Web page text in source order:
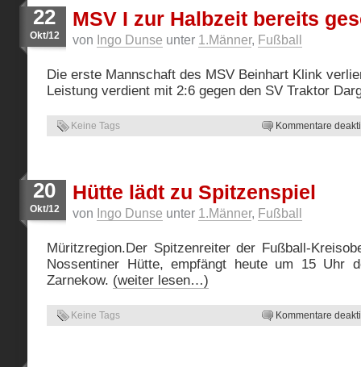
22
Okt/12
MSV I zur Halbzeit bereits
von Ingo Dunse unter 1.Männer, Fußball
Die erste Mannschaft des MSV Beinhart Klink
Leistung verdient mit 2:6 gegen den SV Traktor
Keine Tags Kommentare
20
Okt/12
Hütte lädt zu Spitzenspiel
von Ingo Dunse unter 1.Männer, Fußball
Müritzregion.Der Spitzenreiter der Fußball-
Nossentiner Hütte, empfängt heute um 15 Uhr
Zarnekow. (weiter lesen…)
Keine Tags Kommentare